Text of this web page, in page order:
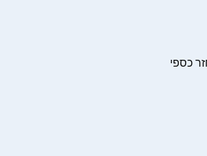
כספי